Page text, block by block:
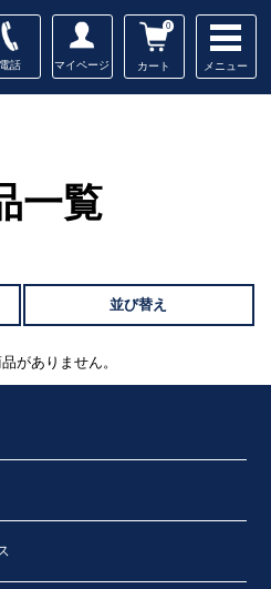
電話 マイページ カート
0
メニュー
一覧
並び替え
がありません。